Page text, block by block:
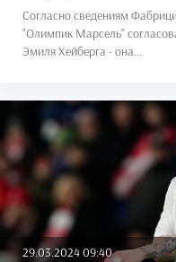
Согласно сведениям
"Олимпик Марсель"
Эмиля Хейберга - она...
29.03.2024 09:40